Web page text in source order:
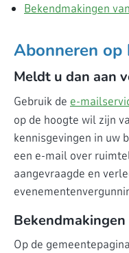
Bekendmakingen
Abonneren op
Meldt u dan aan
Gebruik de e-
op de hoogte wil zijn
kennisgevingen in uw
een e-mail over
aangevraagde en
Op de